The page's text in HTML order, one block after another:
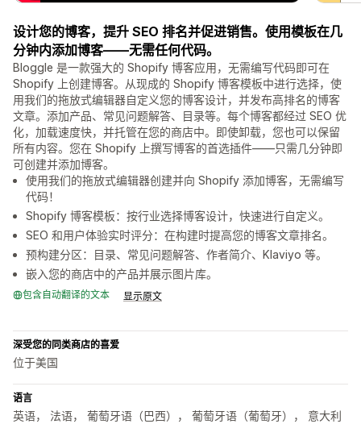
设计您的博客，提升 SEO 排名并促进销售。使用模板在几
分钟内添加博客——无需任何代码。
Bloggle 是一款强大的 Shopify 博客应用，无需编写代码即可在
Shopify 上创建博客。从现成的 Shopify 博客模板中进行选择，使
用我们的拖放式编辑器自定义您的博客设计，并发布高排名的博客
文章。添加产品、常见问题解答、目录等。每个博客都经过 SEO 优
化，加载速度快，并托管在您的商店中。即使卸载，您也可以保留
所有内容。您在 Shopify 上撰写博客的首选插件——只需几分钟即
可创建并添加博客。
使用我们的拖放式编辑器创建并向 Shopify 添加博客，无需编写
代码！
Shopify 博客模板：按行业选择博客设计，快速进行自定义。
SEO 和用户体验实时评分：在构建时提高您的博客文章排名。
预构建分区：目录、常见问题解答、作者简介、Klaviyo 等。
嵌入您的商店中的产品并展示图片库。
包含自动翻译的文本 显示原文
深受您的同类商店的喜爱
位于美国
语言
英语， 法语， 葡萄牙语（巴西）， 葡萄牙语（葡萄牙）， 意大利